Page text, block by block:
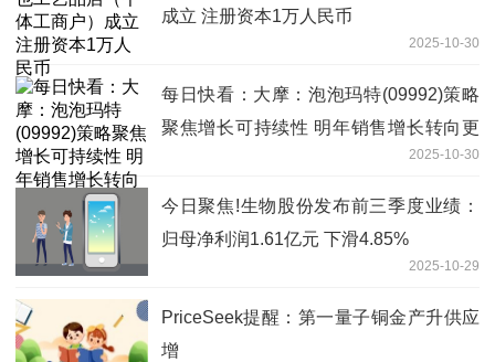
成立 注册资本1万人民币
2025-10-30
每日快看：大摩：泡泡玛特(09992)策略
聚焦增长可持续性 明年销售增长转向更
2025-10-30
今日聚焦!生物股份发布前三季度业绩：
归母净利润1.61亿元 下滑4.85%
2025-10-29
PriceSeek提醒：第一量子铜金产升供应
增